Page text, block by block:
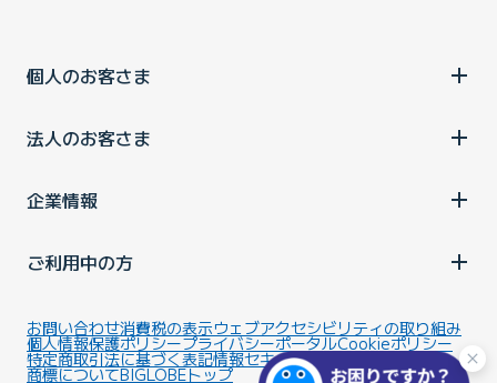
個人のお客さま
法人のお客さま
企業情報
ご利用中の方
お問い合わせ消費税の表示ウェブアクセシビリティの取り組み
個人情報保護ポリシープライバシーポータルCookieポリシー
特定商取引法に基づく表記情報セキュリティ基本方針
商標についてBIGLOBEトップ